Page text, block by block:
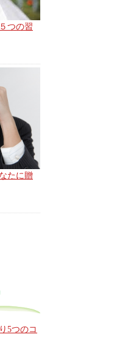
つの習
たに贈
5つのコ